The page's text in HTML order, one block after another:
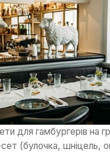
для гамбургерів на
(булочка, шніцель,